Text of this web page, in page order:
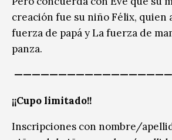
creación fue su niño Félix, quien
fuerza de papá y La fuerza de
panza.
¡¡Cupo limitado!!
Inscripciones con nombre/